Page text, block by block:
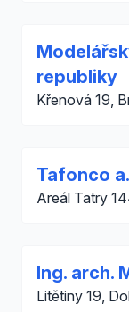
republiky
Křenová 19,
Tafonco
Areál Tatry
Ing. arch.
Litětiny 19,